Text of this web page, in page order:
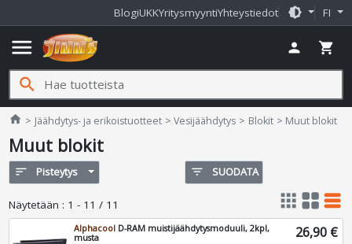
BlogiUKKYritysmyyntiYhteystiedot brightness_medium FI
menu person shopping_cart
search
home Jimms.fi
Jäähdytys- ja erikoistuotteet Vesijäähdytys Blokit Muut blokit
Muut blokit
sort Pisteytys filter_list SUODATA
Näytetään : 1 - 11 / 11 apps grid_view table_rows
Alphacool D-RAM muistijäähdytysmoduuli, 2kpl,
musta
26,90 €